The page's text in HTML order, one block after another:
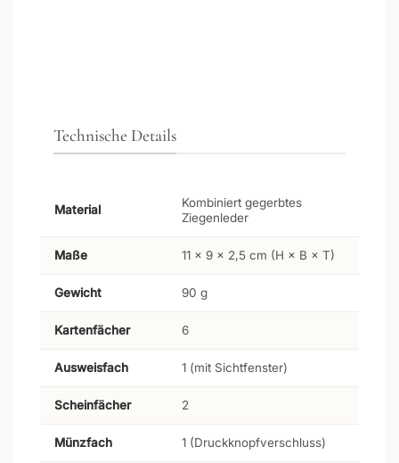
Technische Details
Material
Kombiniert gegerbtes
Ziegenleder
Maße 11 × 9 × 2,5 cm (H × B × T)
Gewicht 90 g
Kartenfächer 6
Ausweisfach 1 (mit Sichtfenster)
Scheinfächer 2
Münzfach 1 (Druckknopfverschluss)